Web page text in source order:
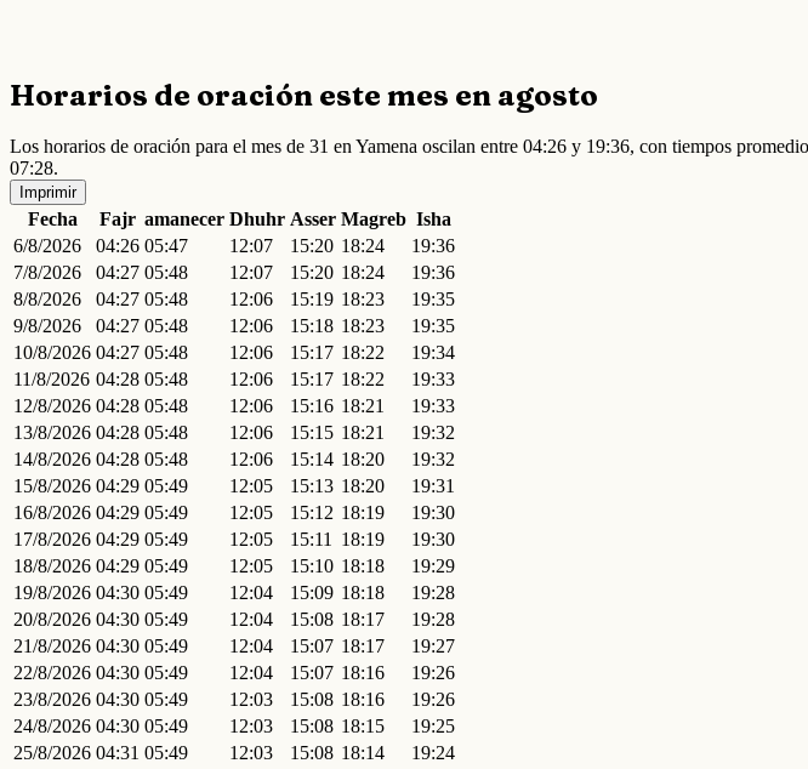
Horarios de oración este mes en agosto
Los horarios de oración para el mes de 31 en Yamena oscilan entre 04:26 y 19:36, con tiempos
07:28.
Imprimir
Fecha Fajr amanecer Dhuhr Asser Magreb Isha
6/8/2026
04:26 05:47 12:07 15:20 18:24
19:36
7/8/2026
04:27 05:48 12:07 15:20 18:24
19:36
8/8/2026
04:27 05:48 12:06 15:19 18:23
19:35
9/8/2026
04:27 05:48 12:06 15:18 18:23
19:35
10/8/2026 04:27 05:48 12:06 15:17 18:22
19:34
11/8/2026 04:28 05:48 12:06 15:17 18:22
19:33
12/8/2026 04:28 05:48 12:06 15:16 18:21
19:33
13/8/2026 04:28 05:48 12:06 15:15 18:21
19:32
14/8/2026 04:28 05:48 12:06 15:14 18:20
19:32
15/8/2026 04:29 05:49 12:05 15:13 18:20
19:31
16/8/2026 04:29 05:49 12:05 15:12 18:19
19:30
17/8/2026 04:29 05:49 12:05 15:11 18:19
19:30
18/8/2026 04:29 05:49 12:05 15:10 18:18
19:29
19/8/2026 04:30 05:49 12:04 15:09 18:18
19:28
20/8/2026 04:30 05:49 12:04 15:08 18:17
19:28
21/8/2026 04:30 05:49 12:04 15:07 18:17
19:27
22/8/2026 04:30 05:49 12:04 15:07 18:16
19:26
23/8/2026 04:30 05:49 12:03 15:08 18:16
19:26
24/8/2026 04:30 05:49 12:03 15:08 18:15
19:25
25/8/2026 04:31 05:49 12:03 15:08 18:14 19:24